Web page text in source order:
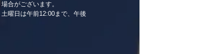
合がございます。
曜日は午前12:00まで、午後